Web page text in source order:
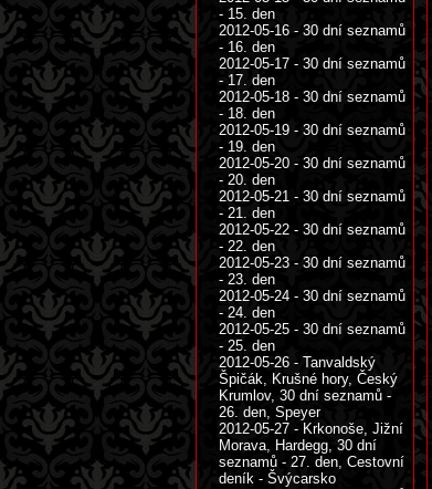
- 15. den
2012-05-16 - 30 dní seznamů
- 16. den
2012-05-17 - 30 dní seznamů
- 17. den
2012-05-18 - 30 dní seznamů
- 18. den
2012-05-19 - 30 dní seznamů
- 19. den
2012-05-20 - 30 dní seznamů
- 20. den
2012-05-21 - 30 dní seznamů
- 21. den
2012-05-22 - 30 dní seznamů
- 22. den
2012-05-23 - 30 dní seznamů
- 23. den
2012-05-24 - 30 dní seznamů
- 24. den
2012-05-25 - 30 dní seznamů
- 25. den
2012-05-26 - Tanvaldský
Špičák, Krušné hory, Český
Krumlov, 30 dní seznamů -
26. den, Speyer
2012-05-27 - Krkonoše, Jižní
Morava, Hardegg, 30 dní
seznamů - 27. den, Cestovní
deník - Švýcarsko